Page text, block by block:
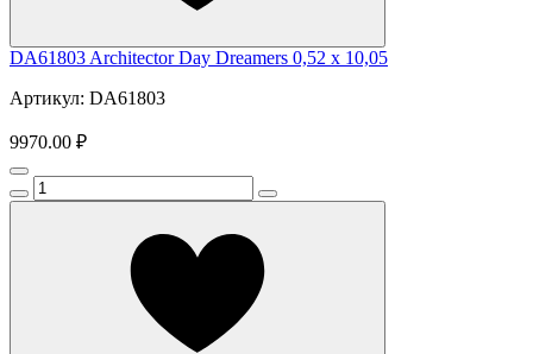
DA61803 Architector Day Dreamers 0,52 x 10,05
Артикул: DA61803
9970.00 ₽